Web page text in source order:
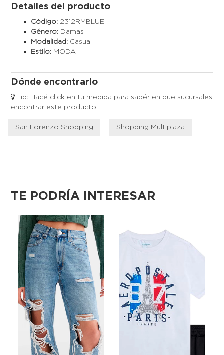
Detalles del producto
Código: 2312RYBLUE
Género: Damas
Modalidad: Casual
Estilo: MODA
Dónde encontrarlo
Tip: Hacé click en tu medida para sabér en que sucursales
encontrar este producto.
San Lorenzo Shopping Shopping Multiplaza
TE PODRÍA INTERESAR